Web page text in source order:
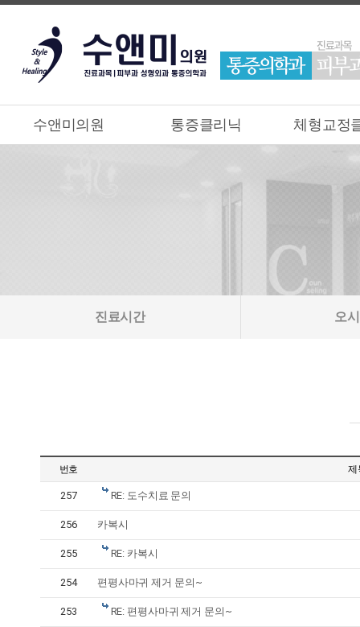
수앤미의원 통증클리닉 체형교정
진료시간 오
번호 제
257 RE: 도수치료 문의
256 카복시
255 RE: 카복시
254 편평사마귀 제거 문의~
253 RE: 편평사마귀 제거 문의~